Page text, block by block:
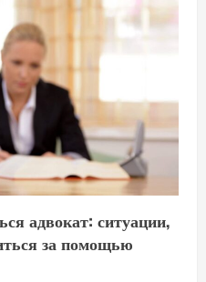
адвокат: ситуации,
за помощью